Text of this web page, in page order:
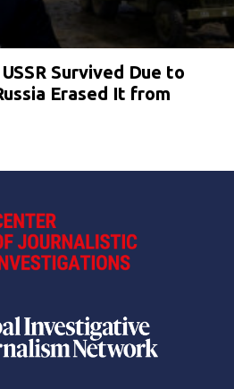
Survived Due to
Erased It from